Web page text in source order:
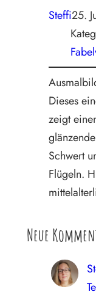
Steffi25.
Dieses
zeigt
Schwert
Flügeln.
Neue